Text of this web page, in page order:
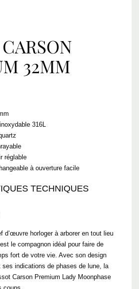
32MM
316L
réglable
à ouverture facile
TECHNIQUES
d’œuvre horloger à arborer en tout lieu
le compagnon idéal pour faire de
fort de votre vie. Avec son design
ses indications de phases de lune, la
Carson Premium Lady Moonphase